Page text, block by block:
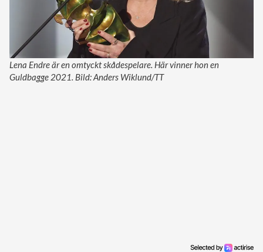
Lena Endre är en omtyckt skådespelare. Här vinner hon en
Guldbagge 2021. Bild: Anders Wiklund/TT